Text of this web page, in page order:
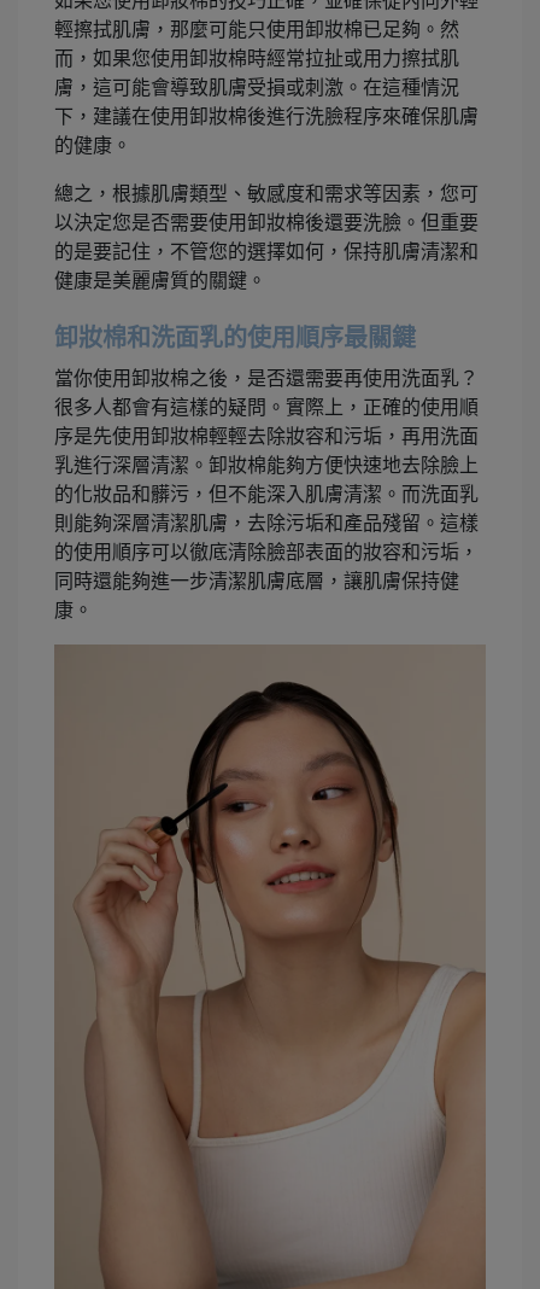
輕擦拭肌膚，那麼可能只使用卸妝棉已足夠。然
而，如果您使用卸妝棉時經常拉扯或用力擦拭肌
膚，這可能會導致肌膚受損或刺激。在這種情況
下，建議在使用卸妝棉後進行洗臉程序來確保肌膚
的健康。
總之，根據肌膚類型、敏感度和需求等因素，您可
以決定您是否需要使用卸妝棉後還要洗臉。但重要
的是要記住，不管您的選擇如何，保持肌膚清潔和
健康是美麗膚質的關鍵。
卸妝棉和洗面乳的使用順序最關鍵
當你使用卸妝棉之後，是否還需要再使用洗面乳？
很多人都會有這樣的疑問。實際上，正確的使用順
序是先使用卸妝棉輕輕去除妝容和污垢，再用洗面
乳進行深層清潔。卸妝棉能夠方便快速地去除臉上
的化妝品和髒污，但不能深入肌膚清潔。而洗面乳
則能夠深層清潔肌膚，去除污垢和產品殘留。這樣
的使用順序可以徹底清除臉部表面的妝容和污垢，
同時還能夠進一步清潔肌膚底層，讓肌膚保持健
康。